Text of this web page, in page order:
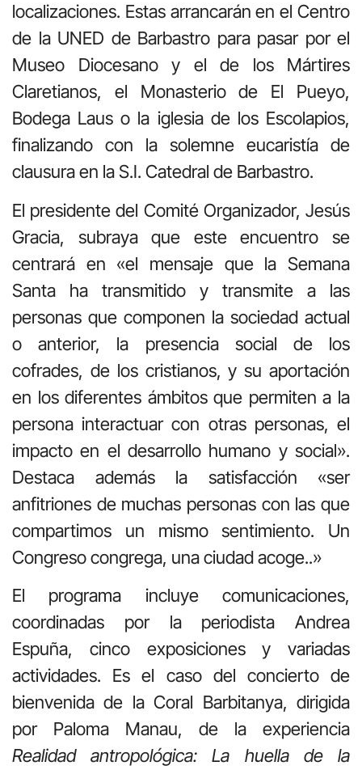
localizaciones. Estas arrancarán en el Centro
de la UNED de Barbastro para pasar por el
Museo Diocesano y el de los Mártires
Claretianos, el Monasterio de El Pueyo,
Bodega Laus o la iglesia de los Escolapios,
finalizando con la solemne eucaristía de
clausura en la S.I. Catedral de Barbastro.
El presidente del Comité Organizador, Jesús
Gracia, subraya que este encuentro se
centrará en «el mensaje que la Semana
Santa ha transmitido y transmite a las
personas que componen la sociedad actual
o anterior, la presencia social de los
cofrades, de los cristianos, y su aportación
en los diferentes ámbitos que permiten a la
persona interactuar con otras personas, el
impacto en el desarrollo humano y social».
Destaca además la satisfacción «ser
anfitriones de muchas personas con las que
compartimos un mismo sentimiento. Un
Congreso congrega, una ciudad acoge..»
El programa incluye comunicaciones,
coordinadas por la periodista Andrea
Espuña, cinco exposiciones y variadas
actividades. Es el caso del concierto de
bienvenida de la Coral Barbitanya, dirigida
por Paloma Manau, de la experiencia
Realidad antropológica: La huella de la